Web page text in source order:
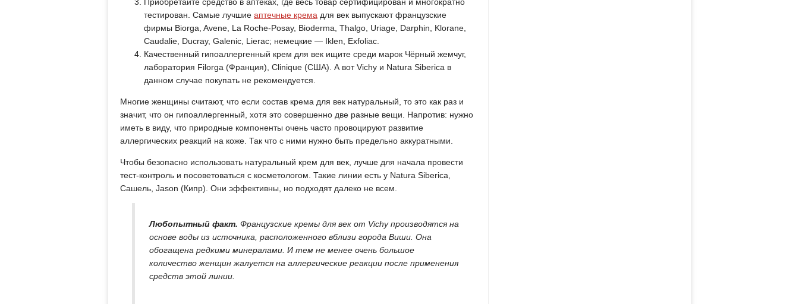
тестирован. Самые лучшие аптечные крема для век выпускают французские
фирмы Biorga, Avene, La Roche-Posay, Bioderma, Thalgo, Uriage, Darphin, Klorane,
Caudalie, Ducray, Galenic, Lierac; немецкие — Iklen, Exfoliac.
Качественный гипоаллергенный крем для век ищите среди марок Чёрный жемчуг,
лаборатория Filorga (Франция), Clinique (США). А вот Vichy и Natura Siberica в
данном случае покупать не рекомендуется.
Многие женщины считают, что если состав крема для век натуральный, то это как раз и
значит, что он гипоаллергенный, хотя это совершенно две разные вещи. Напротив: нужно
иметь в виду, что природные компоненты очень часто провоцируют развитие
аллергических реакций на коже. Так что с ними нужно быть предельно аккуратными.
Чтобы безопасно использовать натуральный крем для век, лучше для начала провести
тест-контроль и посоветоваться с косметологом. Такие линии есть у Natura Siberica,
Сашель, Jason (Кипр). Они эффективны, но подходят далеко не всем.
Любопытный факт. Французские кремы для век от Vichy производятся на
основе воды из источника, расположенного вблизи города Виши. Она
обогащена редкими минералами. И тем не менее очень большое
количество женщин жалуется на аллергические реакции после применения
средств этой линии.